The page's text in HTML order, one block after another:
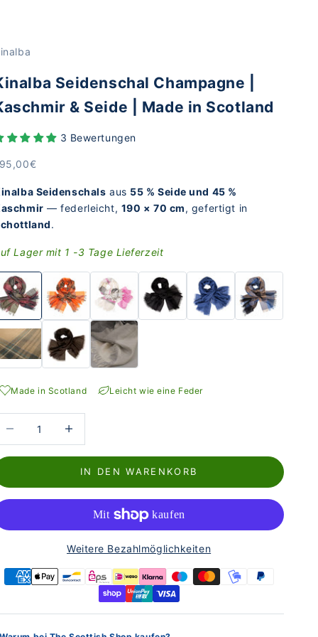
Seidenschal Champagne |
& Seide | Made in Scotland
3 Bewertungen
Seidenschals aus 55 % Seide und 45 %
— federleicht, 190 × 70 cm, gefertigt in
.
Lager mit 1 -3 Tage Lieferzeit
Made in Scotland Leicht wie eine Feder
IN DEN WARENKORB
Weitere Bezahlmöglichkeiten